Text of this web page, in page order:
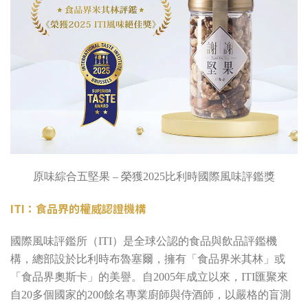
原味綜合五堅果 – 榮獲2025比利時國際風味評鑑獎
ITI ：食品界的權威認證機構
國際風味評鑑所（ITI）是全球公認的食品與飲品評鑑機
構，總部設於比利時布魯塞爾，擁有「食品界米其林」或
「食品界奧斯卡」的美譽。自2005年成立以來，ITI匯聚來
自20多個國家的200餘名專業廚師與侍酒師，以嚴格的盲測